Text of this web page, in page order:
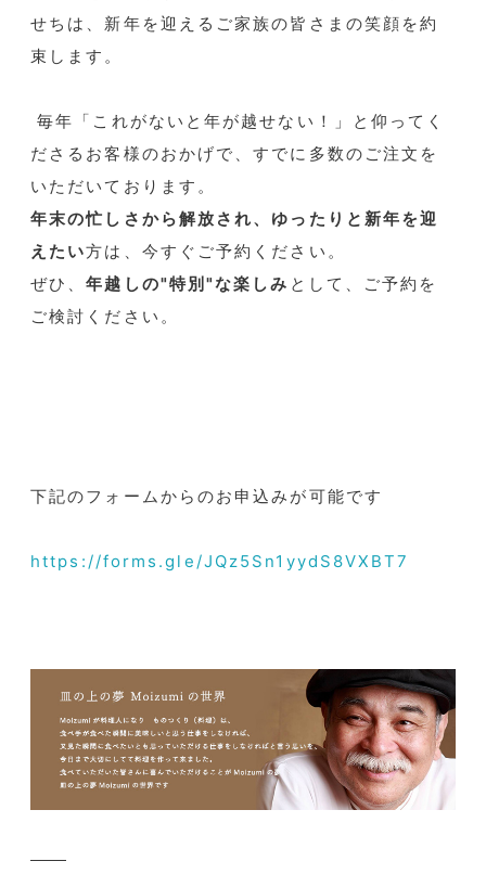
せちは、新年を迎えるご家族の皆さまの笑顔を約
束します。
毎年「これがないと年が越せない！」と仰ってく
ださるお客様のおかげで、すでに多数のご注文を
いただいております。
年末の忙しさから解放され、ゆったりと新年を迎
えたい方は、今すぐご予約ください。
ぜひ、年越しの"特別"な楽しみ として、ご予約を
ご検討ください。
下記のフォームからのお申込みが可能です
https://forms.gle/JQz5Sn1yydS8VXBT7